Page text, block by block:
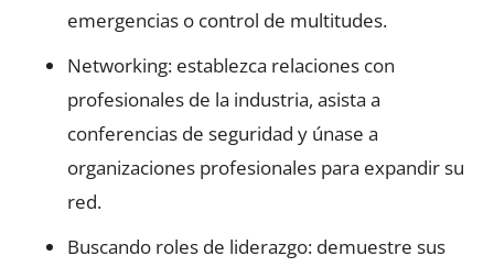
emergencias o control de multitudes.
Networking: establezca relaciones con
profesionales de la industria, asista a
conferencias de seguridad y únase a
organizaciones profesionales para expandir su
red.
Buscando roles de liderazgo: demuestre sus